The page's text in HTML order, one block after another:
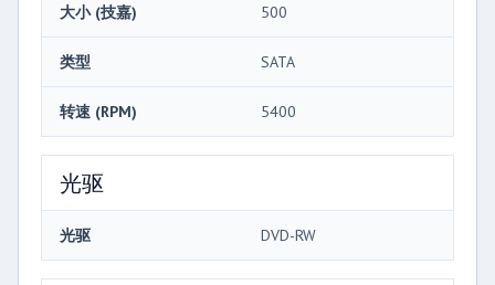
大小 (技嘉) 500
类型 SATA
转速 (RPM) 5400
光驱
光驱 DVD-RW